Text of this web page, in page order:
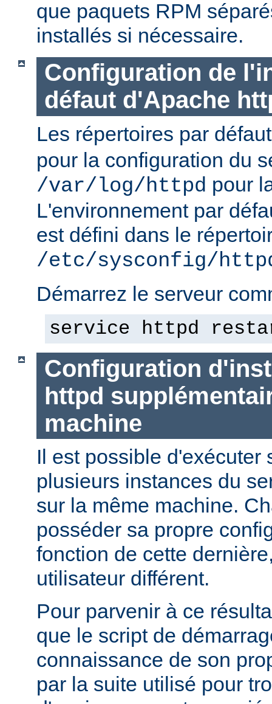
que paquets RPM
installés si nécessaire.
Configuration de
défaut d'Apache
Les répertoires par
pour la configuration du
/var/log/httpd pour
L'environnement par
est défini dans le
/etc/sysconfig/
Démarrez le serveur
service httpd
Configuration
httpd
machine
Il est possible d'exécuter
plusieurs instances du
sur la même machine.
posséder sa propre
fonction de cette
utilisateur différent.
Pour parvenir à ce
que le script de
connaissance de son
par la suite utilisé pour